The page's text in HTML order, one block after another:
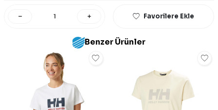
Favorilere Ekle
Benzer Ürünler